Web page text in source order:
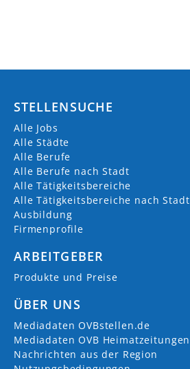
STELLENSUCHE
Alle Jobs
Alle Städte
Alle Berufe
Alle Berufe nach Stadt
Alle Tätigkeitsbereiche
Alle Tätigkeitsbereiche nach Stadt
Ausbildung
Firmenprofile
ARBEITGEBER
Produkte und Preise
ÜBER UNS
Mediadaten OVBstellen.de
Mediadaten OVB Heimatzeitungen
Nachrichten aus der Region